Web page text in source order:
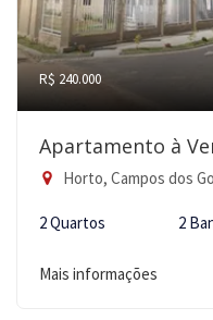
R$ 240.000
Apartamento à
Horto, Campos dos
2 Quartos 2
Mais informações